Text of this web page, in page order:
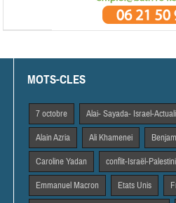
MOTS-CLES
7 octobre Alai- Sayada- Israel-
Alain Azria Ali Khamenei
Caroline Yadan conflit-Israël-
Emmanuel Macron Etats Unis